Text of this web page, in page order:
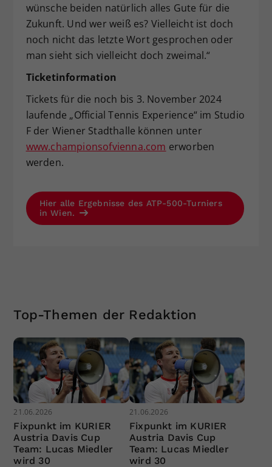
wünsche beiden natürlich alles Gute für die
Zukunft. Und wer weiß es? Vielleicht ist doch
noch nicht das letzte Wort gesprochen oder
man sieht sich vielleicht doch zweimal.“
Ticketinformation
Tickets für die noch bis 3. November 2024
laufende „Official Tennis Experience“ im Studio
F der Wiener Stadthalle können unter
www.championsofvienna.com erworben
werden.
Hier alle Ergebnisse des ATP-500-Turniers
in Wien.
Top-Themen der Redaktion
21.06.2026
Fixpunkt im KURIER
Austria Davis Cup
Team: Lucas Miedler
wird 30
21.06.2026
Fixpunkt im KURIER
Austria Davis Cup
Team: Lucas Miedler
wird 30